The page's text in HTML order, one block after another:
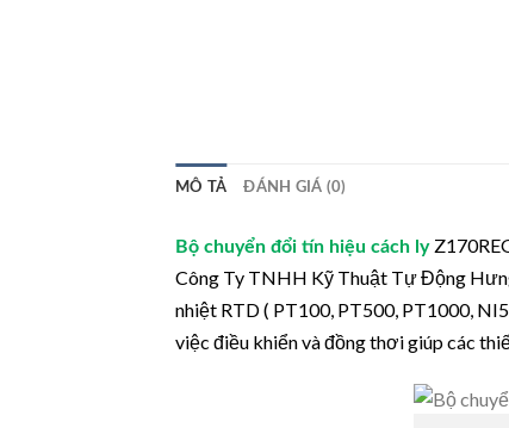
MÔ TẢ ĐÁNH GIÁ (0)
Bộ chuyển đổi tín hiệu cách ly
Công Ty TNHH Kỹ Thuật Tự Động
nhiệt RTD ( PT100, PT500, PT1000,
việc điều khiển và đồng thơi giúp các